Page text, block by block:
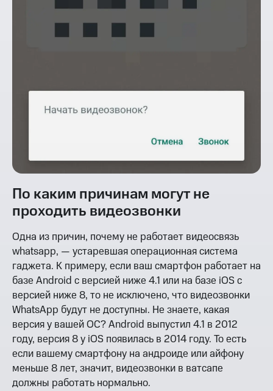
По каким причинам могут не
проходить видеозвонки
Одна из причин, почему не работает видеосвязь
whatsapp, — устаревшая операционная система
гаджета. К примеру, если ваш смартфон работает на
базе Android с версией ниже 4.1 или на базе iOS с
версией ниже 8, то не исключено, что видеозвонки
WhatsApp будут не доступны. Не знаете, какая
версия у вашей ОС? Android выпустил 4.1 в 2012
году, версия 8 у iOS появилась в 2014 году. То есть
если вашему смартфону на андроиде или айфону
меньше 8 лет, значит, видеозвонки в ватсапе
должны работать нормально.